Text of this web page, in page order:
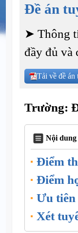
Đề án
➤ Thông
đầy đủ và
Tải về đề án
Trường:
Nội
Điểm
Điểm
Ưu tiên
Xét